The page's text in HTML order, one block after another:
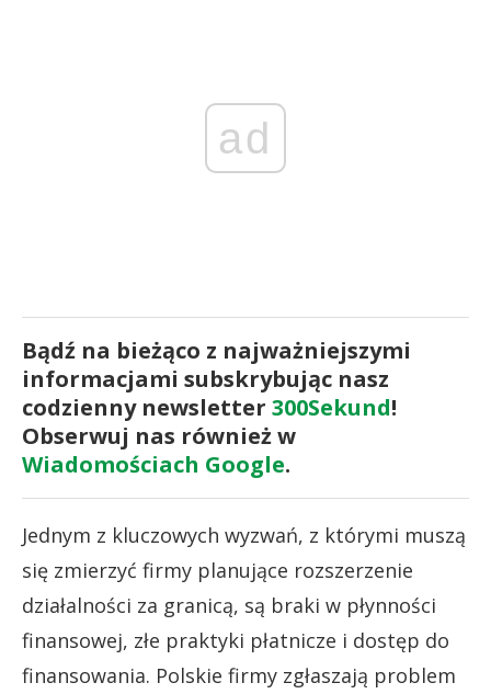
ad
Bądź na bieżąco z najważniejszymi
informacjami subskrybując nasz
codzienny newsletter 300Sekund!
Obserwuj nas również w
Wiadomościach Google.
Jednym z kluczowych wyzwań, z którymi muszą
się zmierzyć firmy planujące rozszerzenie
działalności za granicą, są braki w płynności
finansowej, złe praktyki płatnicze i dostęp do
finansowania. Polskie firmy zgłaszają problem